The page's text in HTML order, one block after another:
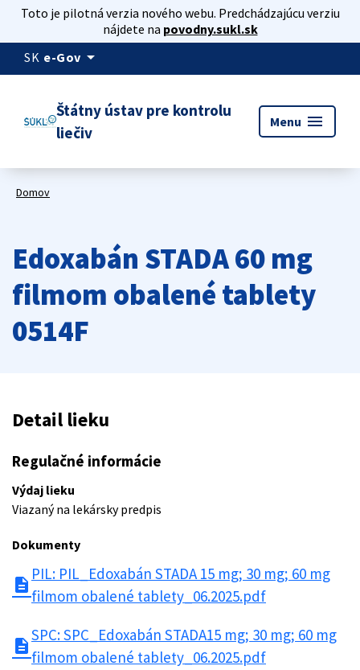
Toto je pilotná verzia nového webu. Predchádzajúcu verziu
nájdete na povodny.sukl.sk
SK e-Gov arrow_drop_down
Štátny ústav pre kontrolu
liečiv
Menu menu
Domov
Edoxabán STADA 60 mg
filmom obalené tablety
0514F
Detail lieku
Regulačné informácie
Výdaj lieku
Viazaný na lekársky predpis
Dokumenty
description
PIL: PIL_Edoxabán STADA 15 mg; 30 mg; 60 mg
filmom obalené tablety_06.2025.pdf
description
SPC: SPC_Edoxabán STADA15 mg; 30 mg; 60 mg
filmom obalené tablety_06.2025.pdf